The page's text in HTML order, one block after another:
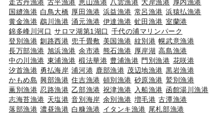
走古丹漁港 古平漁港 恵山漁港 八雲漁港 大岸漁港 厚内漁港
国縫漁港 白鳥大橋 厚田漁港 浜益漁港 常呂漁港 浜猿払漁港
黄金漁港 鵡川漁港 涌元漁港 伊達漁港 虻田漁港 室蘭港
錦多峰川河口 サロマ湖第1湖口 千代の浦マリンパーク
登別漁港 釧路西港 兜千畳敷 美国漁港 紋別港 幌武意漁港
長万部漁港 旭浜漁港 余市港 熊石漁港 厚岸湖 高島漁港
中の川漁港 東浦漁港 椴法華港 豊浦漁港 門別漁港 花咲港
汐首漁港 勇払海岸 浦河港 鹿部漁港 茂辺地漁港 黒岩漁港
かもめ島 興部漁港 住吉漁港 頓別漁港 砂原漁港 鷲別漁港
薫別漁港 忍路漁港 乙部漁港 祝津漁港 入船漁港 函館湯川漁港
志海苔漁港 天塩港 音別海岸 余別漁港 増毛港 古潭漁港
落部漁港 濃昼漁港 白糠漁港 イタンキ漁港 尾札部漁港